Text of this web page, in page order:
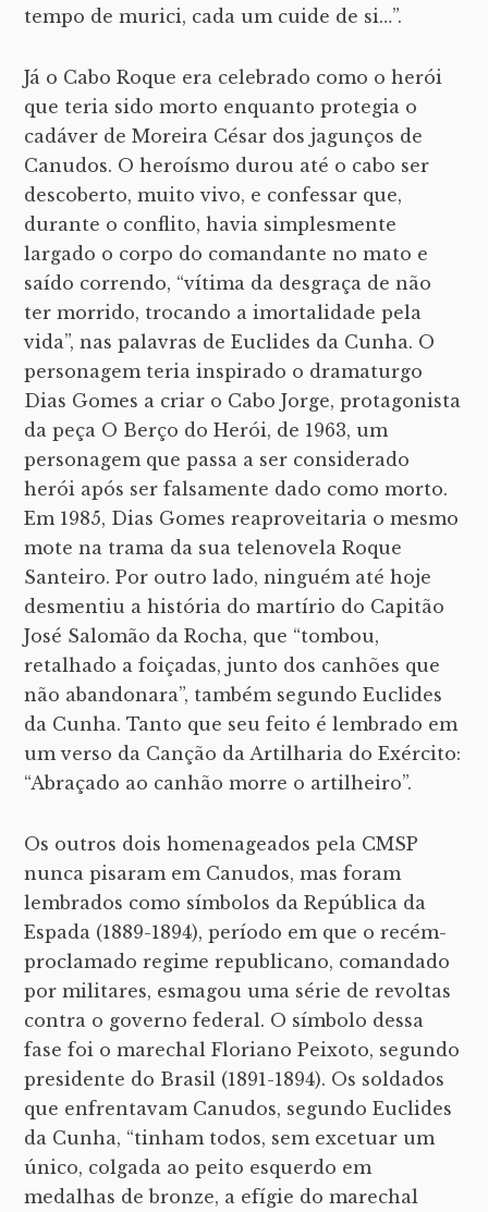
tempo de murici, cada um cuide de si…”.
Já o Cabo Roque era celebrado como o herói
que teria sido morto enquanto protegia o
cadáver de Moreira César dos jagunços de
Canudos. O heroísmo durou até o cabo ser
descoberto, muito vivo, e confessar que,
durante o conflito, havia simplesmente
largado o corpo do comandante no mato e
saído correndo, “vítima da desgraça de não
ter morrido, trocando a imortalidade pela
vida”, nas palavras de Euclides da Cunha. O
personagem teria inspirado o dramaturgo
Dias Gomes a criar o Cabo Jorge, protagonista
da peça O Berço do Herói, de 1963, um
personagem que passa a ser considerado
herói após ser falsamente dado como morto.
Em 1985, Dias Gomes reaproveitaria o mesmo
mote na trama da sua telenovela Roque
Santeiro. Por outro lado, ninguém até hoje
desmentiu a história do martírio do Capitão
José Salomão da Rocha, que “tombou,
retalhado a foiçadas, junto dos canhões que
não abandonara”, também segundo Euclides
da Cunha. Tanto que seu feito é lembrado em
um verso da Canção da Artilharia do Exército:
“Abraçado ao canhão morre o artilheiro”.
Os outros dois homenageados pela CMSP
nunca pisaram em Canudos, mas foram
lembrados como símbolos da República da
Espada (1889-1894), período em que o recém-
proclamado regime republicano, comandado
por militares, esmagou uma série de revoltas
contra o governo federal. O símbolo dessa
fase foi o marechal Floriano Peixoto, segundo
presidente do Brasil (1891-1894). Os soldados
que enfrentavam Canudos, segundo Euclides
da Cunha, “tinham todos, sem excetuar um
único, colgada ao peito esquerdo em
medalhas de bronze, a efígie do marechal